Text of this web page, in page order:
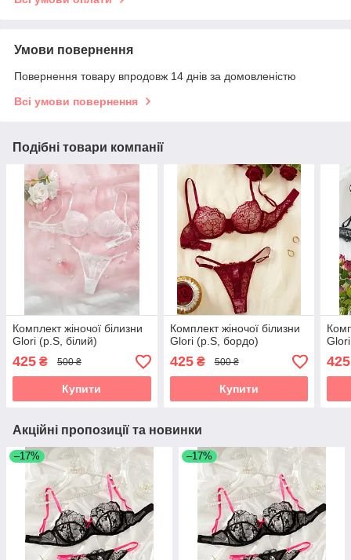
Умови повернення
Повернення товару впродовж 14 днів за домовленістю
Всі умови повернення
Подібні товари компанії
Комплект жіночої білизни
Glori (р.S, білий)
425 ₴ 500 ₴
Купити
Комплект жіночої білизни
Glori (р.S, бордо)
425₴ 500 ₴
Купити
425
Акційні пропозиції та новинки
–17% –17%